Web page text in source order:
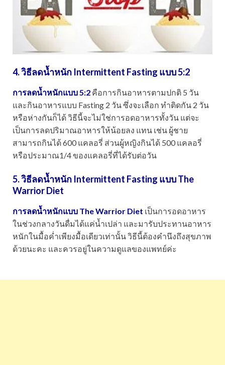
4. วิธีลดน้ำหนัก Intermittent Fasting แบบ 5:2
การลดน้ำหนักแบบ 5:2 คือการกินอาหารตามปกติ 5 วัน
และกินอาหารแบบ Fasting 2 วัน ซึ่งจะเลือก ทำติดกัน 2 วัน
หรือห่างกันก็ได้ วิธีนี้จะไม่ใช่การอดอาหารทั้งวัน แต่จะ
เป็นการลดปริมาณอาหารให้น้อยลง แทน เช่น ผู้ชาย
สามารถกินได้ 600 แคลอรี่ ส่วนผู้หญิงกินได้ 500 แคลอรี่
หรือประมาณ1/4 ของแคลอรี่ที่ได้รับต่อวัน
5. วิธีลดน้ำหนัก Intermittent Fasting แบบ The
Warrior Diet
การลดน้ำหนักแบบ The Warrior Diet เป็นการอดอาหาร
ในช่วงกลางวันดื่มได้แค่น้ำเปล่า และมารับประทานอาหาร
หนักในมื้อค่ำเพียงมื้อเดียวเท่านั้น วิธีนี้ต้องคำนึงถึงสุขภาพ
ด้วยนะคะ และควรอยู่ในความดูแลของแพทย์ค่ะ